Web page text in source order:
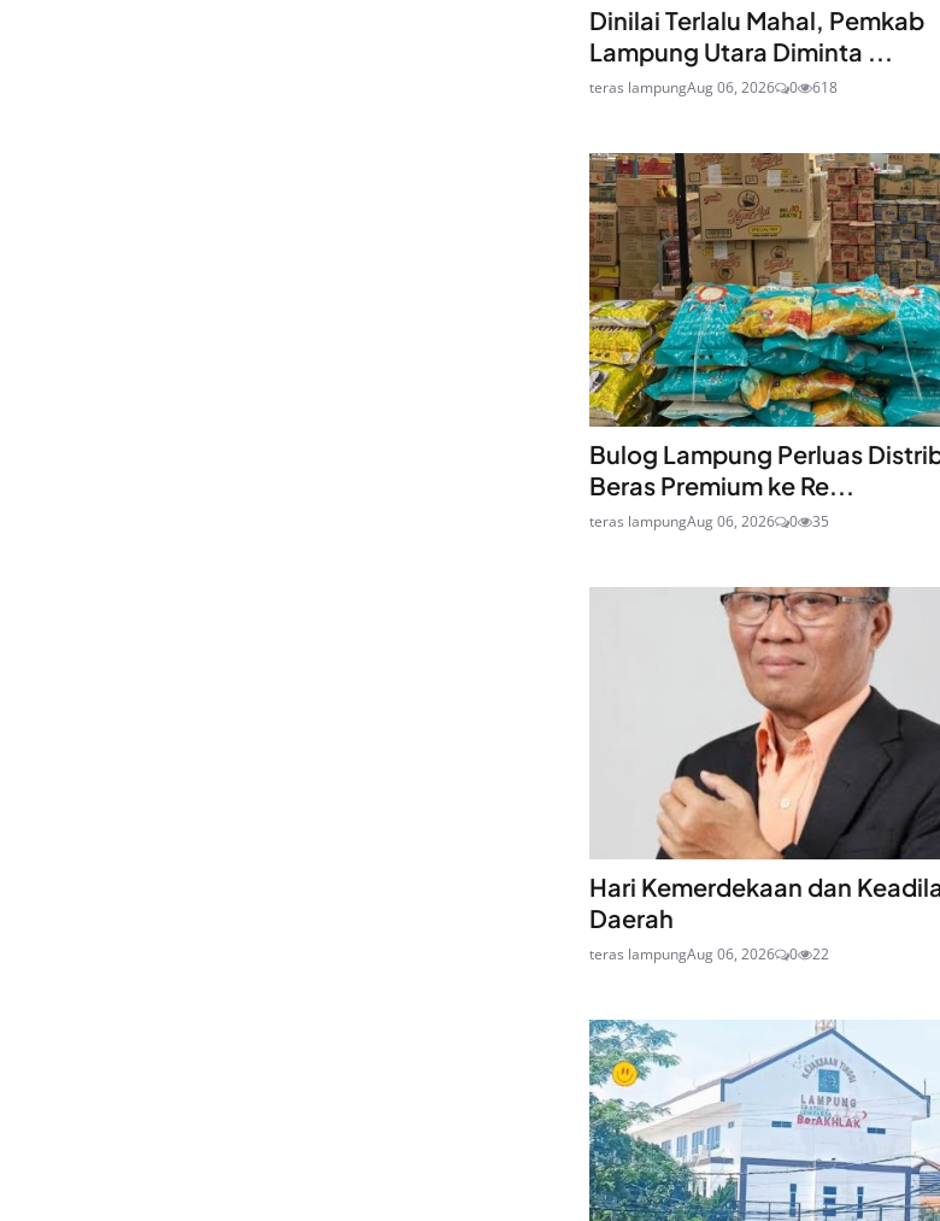
Dinilai Terlalu Mahal, Pemkab
Lampung Utara Diminta ...
teras lampungAug 06, 2026 0 618
Bulog Lampung Perluas
Beras Premium ke Re...
teras lampungAug 06, 2026 0 35
Hari Kemerdekaan dan
Daerah
teras lampungAug 06, 2026 0 22